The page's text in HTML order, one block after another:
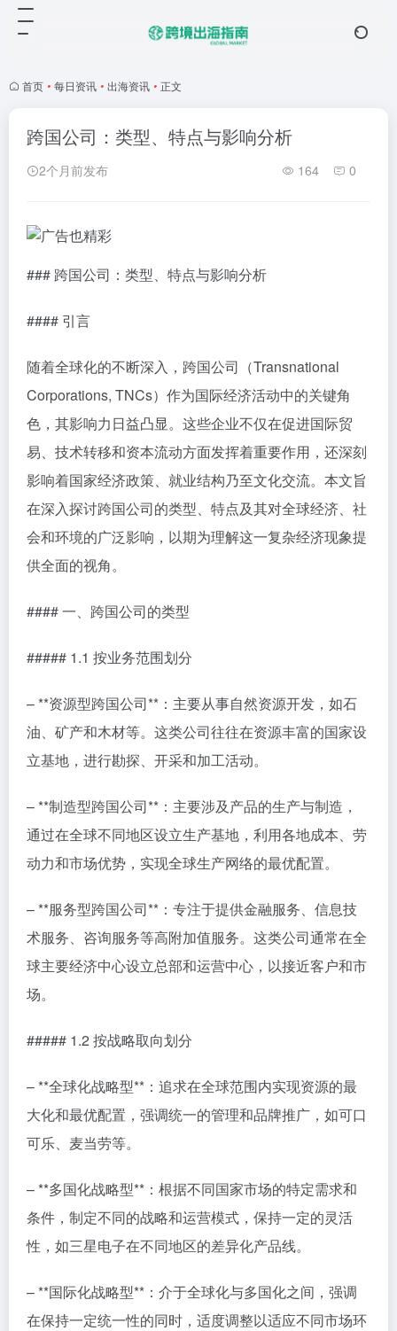
首页 • 每日资讯 • 出海资讯 • 正文
跨国公司：类型、特点与影响分析
2个月前发布 164 0
### 跨国公司：类型、特点与影响分析
#### 引言
随着全球化的不断深入，跨国公司（Transnational
Corporations, TNCs）作为国际经济活动中的关键角
色，其影响力日益凸显。这些企业不仅在促进国际贸
易、技术转移和资本流动方面发挥着重要作用，还深刻
影响着国家经济政策、就业结构乃至文化交流。本文旨
在深入探讨跨国公司的类型、特点及其对全球经济、社
会和环境的广泛影响，以期为理解这一复杂经济现象提
供全面的视角。
#### 一、跨国公司的类型
##### 1.1 按业务范围划分
– **资源型跨国公司**：主要从事自然资源开发，如石
油、矿产和木材等。这类公司往往在资源丰富的国家设
立基地，进行勘探、开采和加工活动。
– **制造型跨国公司**：主要涉及产品的生产与制造，
通过在全球不同地区设立生产基地，利用各地成本、劳
动力和市场优势，实现全球生产网络的最优配置。
– **服务型跨国公司**：专注于提供金融服务、信息技
术服务、咨询服务等高附加值服务。这类公司通常在全
球主要经济中心设立总部和运营中心，以接近客户和市
场。
##### 1.2 按战略取向划分
– **全球化战略型**：追求在全球范围内实现资源的最
大化和最优配置，强调统一的管理和品牌推广，如可口
可乐、麦当劳等。
– **多国化战略型**：根据不同国家市场的特定需求和
条件，制定不同的战略和运营模式，保持一定的灵活
性，如三星电子在不同地区的差异化产品线。
– **国际化战略型**：介于全球化与多国化之间，强调
在保持一定统一性的同时，适度调整以适应不同市场环